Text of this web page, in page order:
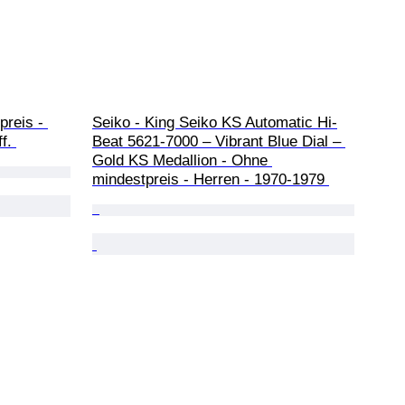
-
Seiko - King Seiko KS Automatic Hi-
Beat 5621-7000 – Vibrant Blue Dial –
Gold KS Medallion - Ohne
mindestpreis - Herren - 1970-1979